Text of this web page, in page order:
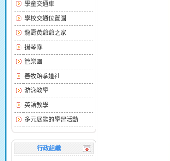
學童交通車
學校交通位置圖
龍壽黃爺爺之家
揚琴隊
管樂團
善牧跆拳道社
游泳教學
英語教學
多元展能的學習活動
行政組織